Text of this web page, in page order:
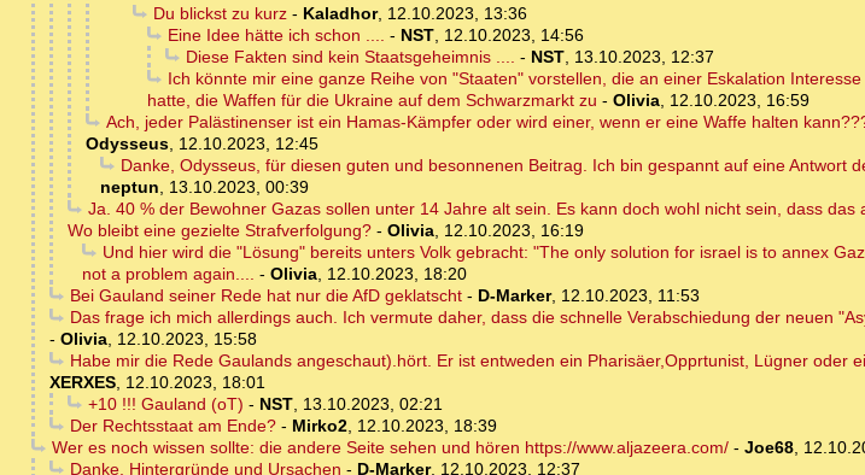
Du blickst zu kurz- Kaladhor, 12.10.2023, 13:36
Eine Idee hätte ich schon .... - NST, 12.10.2023, 14:56
Diese Fakten sind kein Staatsgeheimnis .... - NST, 13.10.2023, 12:37
Ich könnte mir eine ganze Reihe von "Staaten" vorstellen, die an einer Eskalation
hatte, die Waffen für die Ukraine auf dem Schwarzmarkt zu - Olivia, 12.10.2023, 16:59
Ach, jeder Palästinenser ist ein Hamas-Kämpfer oder wird einer, wenn er eine Waffe halten
Odysseus, 12.10.2023, 12:45
Danke, Odysseus, für diesen guten und besonnenen Beitrag. Ich bin gespannt auf eine Antwort
neptun, 13.10.2023, 00:39
Ja. 40 % der Bewohner Gazas sollen unter 14 Jahre alt sein. Es kann doch wohl nicht sein, dass
Wo bleibt eine gezielte Strafverfolgung? - Olivia, 12.10.2023, 16:19
Und hier wird die "Lösung" bereits unters Volk gebracht: "The only solution for israel is to annex
not a problem again.... - Olivia, 12.10.2023, 18:20
Bei Gauland seiner Rede hat nur die AfD geklatscht- D-Marker, 12.10.2023, 11:53
Das frage ich mich allerdings auch. Ich vermute daher, dass die schnelle Verabschiedung der neuen
- Olivia, 12.10.2023, 15:58
Habe mir die Rede Gaulands angeschaut).hört. Er ist entweden ein Pharisäer,Opprtunist, Lügner oder
XERXES, 12.10.2023, 18:01
+10 !!! Gauland (oT) - NST, 13.10.2023, 02:21
Der Rechtsstaat am Ende?- Mirko2, 12.10.2023, 18:39
Wer es noch wissen sollte: die andere Seite sehen und hören https://www.aljazeera.com/- Joe68,
Danke, Hintergründe und Ursachen - D-Marker, 12.10.2023, 12:37